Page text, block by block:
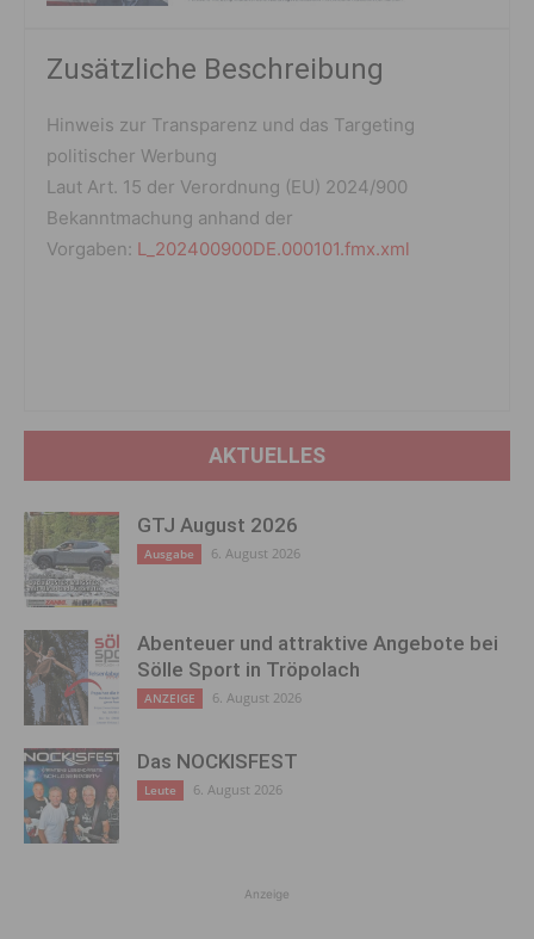
Zusätzliche Beschreibung
Hinweis zur Transparenz und das Targeting
politischer Werbung
Laut Art. 15 der Verordnung (EU) 2024/900
Bekanntmachung anhand der
Vorgaben: L_202400900DE.000101.fmx.xml
AKTUELLES
GTJ August 2026
Ausgabe 6. August 2026
Abenteuer und attraktive Angebote bei
Sölle Sport in Tröpolach
ANZEIGE 6. August 2026
Das NOCKISFEST
Leute 6. August 2026
Anzeige